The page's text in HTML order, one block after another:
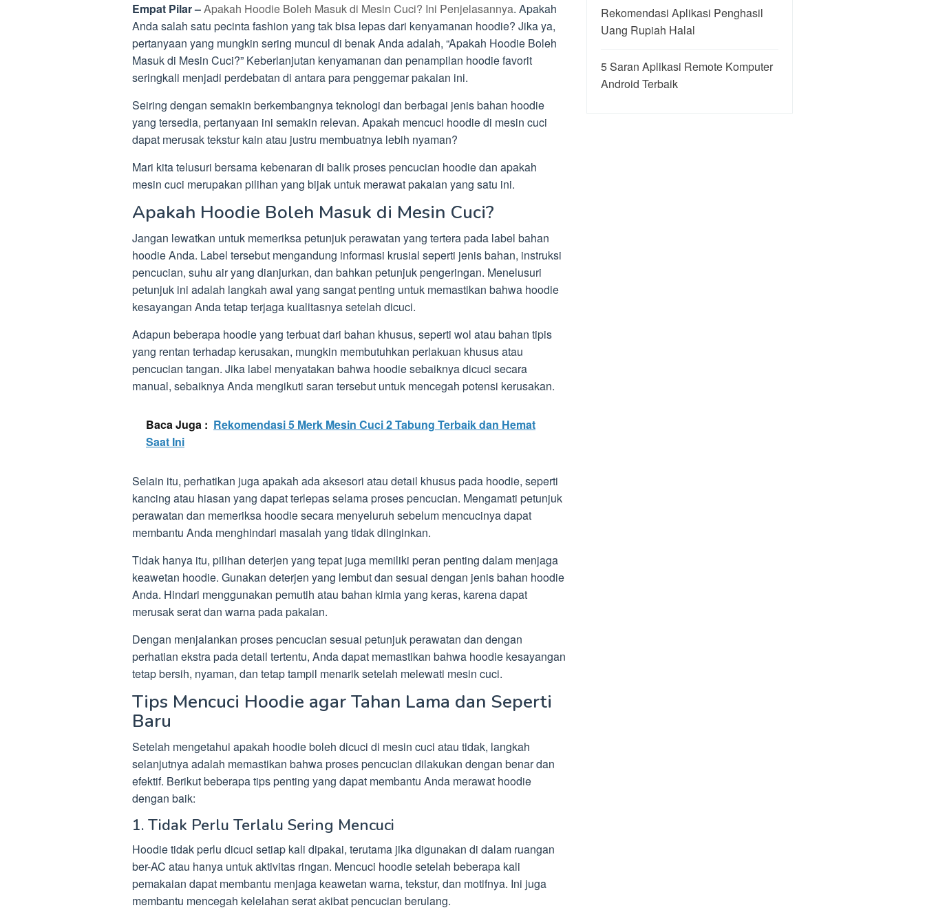
Empat Pilar –Apakah Hoodie Boleh Masuk di Mesin Cuci? Ini Penjelasannya. Apakah
Anda salah satu pecinta fashion yang tak bisa lepas dari kenyamanan hoodie? Jika ya,
pertanyaan yang mungkin sering muncul di benak Anda adalah, “Apakah Hoodie Boleh
Masuk di Mesin Cuci?” Keberlanjutan kenyamanan dan penampilan hoodie favorit
seringkali menjadi perdebatan di antara para penggemar pakaian ini.
Seiring dengan semakin berkembangnya teknologi dan berbagai jenis bahan hoodie
yang tersedia, pertanyaan ini semakin relevan. Apakah mencuci hoodie di mesin cuci
dapat merusak tekstur kain atau justru membuatnya lebih nyaman?
Mari kita telusuri bersama kebenaran di balik proses pencucian hoodie dan apakah
mesin cuci merupakan pilihan yang bijak untuk merawat pakaian yang satu ini.
Apakah Hoodie Boleh Masuk di Mesin Cuci?
Jangan lewatkan untuk memeriksa petunjuk perawatan yang tertera pada label bahan
hoodie Anda. Label tersebut mengandung informasi krusial seperti jenis bahan, instruksi
pencucian, suhu air yang dianjurkan, dan bahkan petunjuk pengeringan. Menelusuri
petunjuk ini adalah langkah awal yang sangat penting untuk memastikan bahwa hoodie
kesayangan Anda tetap terjaga kualitasnya setelah dicuci.
Adapun beberapa hoodie yang terbuat dari bahan khusus, seperti wol atau bahan tipis
yang rentan terhadap kerusakan, mungkin membutuhkan perlakuan khusus atau
pencucian tangan. Jika label menyatakan bahwa hoodie sebaiknya dicuci secara
manual, sebaiknya Anda mengikuti saran tersebut untuk mencegah potensi kerusakan.
Baca Juga : Rekomendasi 5 Merk Mesin Cuci 2 Tabung Terbaik dan Hemat
Saat Ini
Selain itu, perhatikan juga apakah ada aksesori atau detail khusus pada hoodie, seperti
kancing atau hiasan yang dapat terlepas selama proses pencucian. Mengamati petunjuk
perawatan dan memeriksa hoodie secara menyeluruh sebelum mencucinya dapat
membantu Anda menghindari masalah yang tidak diinginkan.
Tidak hanya itu, pilihan deterjen yang tepat juga memiliki peran penting dalam menjaga
keawetan hoodie. Gunakan deterjen yang lembut dan sesuai dengan jenis bahan hoodie
Anda. Hindari menggunakan pemutih atau bahan kimia yang keras, karena dapat
merusak serat dan warna pada pakaian.
Dengan menjalankan proses pencucian sesuai petunjuk perawatan dan dengan
perhatian ekstra pada detail tertentu, Anda dapat memastikan bahwa hoodie kesayangan
tetap bersih, nyaman, dan tetap tampil menarik setelah melewati mesin cuci.
Tips Mencuci Hoodie agar Tahan Lama dan Seperti
Baru
Setelah mengetahui apakah hoodie boleh dicuci di mesin cuci atau tidak, langkah
selanjutnya adalah memastikan bahwa proses pencucian dilakukan dengan benar dan
efektif. Berikut beberapa tips penting yang dapat membantu Anda merawat hoodie
dengan baik:
1. Tidak Perlu Terlalu Sering Mencuci
Hoodie tidak perlu dicuci setiap kali dipakai, terutama jika digunakan di dalam ruangan
ber-AC atau hanya untuk aktivitas ringan. Mencuci hoodie setelah beberapa kali
pemakaian dapat membantu menjaga keawetan warna, tekstur, dan motifnya. Ini juga
membantu mencegah kelelahan serat akibat pencucian berulang.
Rekomendasi Aplikasi Penghasil
Uang Rupiah Halal
5 Saran Aplikasi Remote Komputer
Android Terbaik